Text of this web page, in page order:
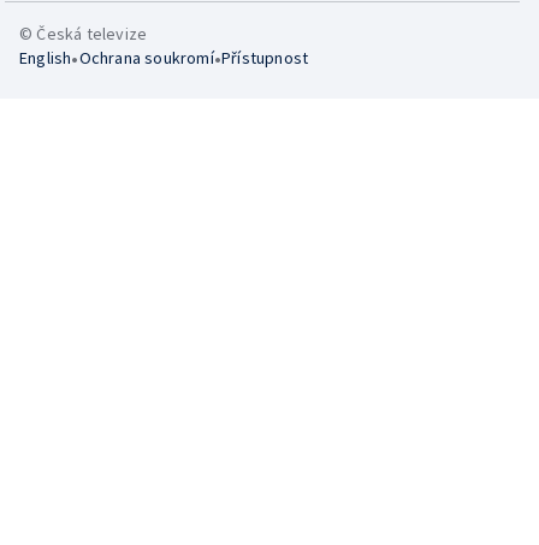
© Česká televize
English•Ochrana soukromí•Přístupnost